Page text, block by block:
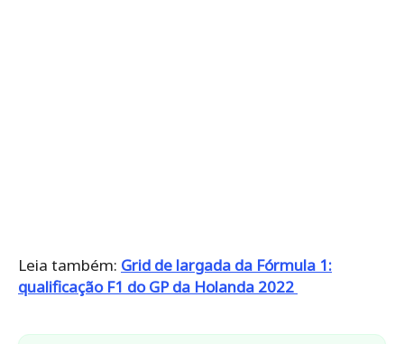
Leia também: Grid de largada da Fórmula 1:
qualificação F1 do GP da Holanda 2022